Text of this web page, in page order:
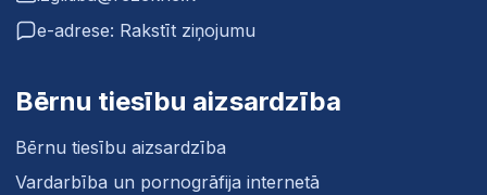
e-adrese: Rakstīt ziņojumu
Bērnu tiesību aizsardzība
Bērnu tiesību aizsardzība
Vardarbība un pornogrāfija internetā